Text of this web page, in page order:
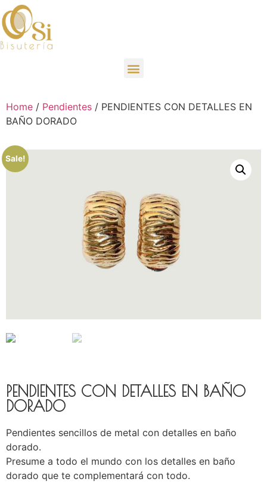
Home / Pendientes / PENDIENTES CON DETALLES EN
BAÑO DORADO
Sale!
PENDIENTES CON DETALLES EN BAÑO
DORADO
Pendientes sencillos de metal con detalles en baño
dorado.
Presume a todo el mundo con los detalles en baño
dorado que te complementará con todo.